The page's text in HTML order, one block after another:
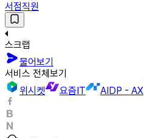
서점직원
스크랩
물어보기
서비스 전체보기
위시켓
요즘IT AIDP - AX